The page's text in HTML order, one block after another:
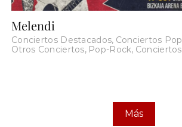
Melendi
Conciertos Destacados, Conciertos Pop
Otros Conciertos, Pop-Rock, Conciertos
Más